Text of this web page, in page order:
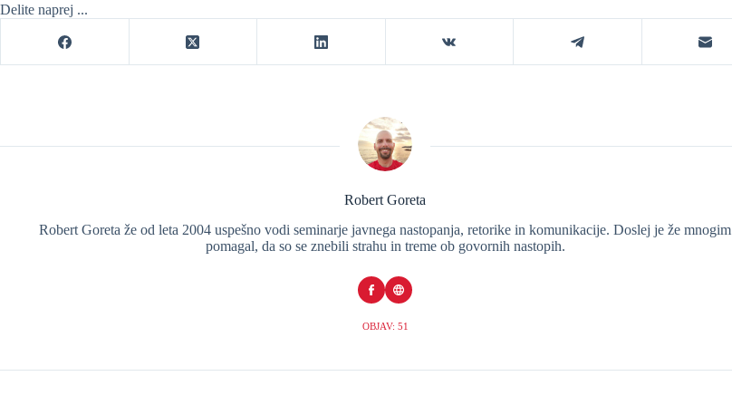
Delite naprej ...
Robert Goreta
Robert Goreta že od leta 2004 uspešno vodi seminarje javnega nastopanja, retorike in komunikacije. Doslej je že mnogim
pomagal, da so se znebili strahu in treme ob govornih nastopih.
OBJAV: 51